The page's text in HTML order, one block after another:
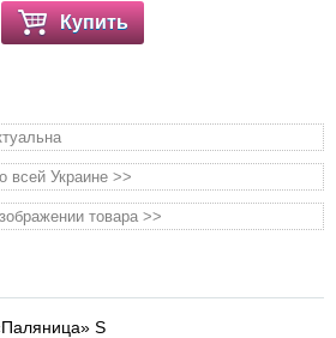
Купить
всей Украине >>
товара >>
S
та витратні